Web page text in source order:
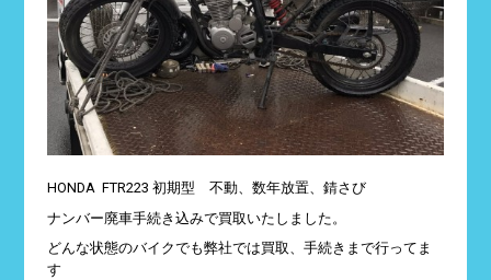
HONDA FTR223 初期型 不動、数年放置、錆さび
ナンバー廃車手続き込みで買取いたしました。
どんな状態のバイクでも弊社では買取、手続きまで行ってま
す